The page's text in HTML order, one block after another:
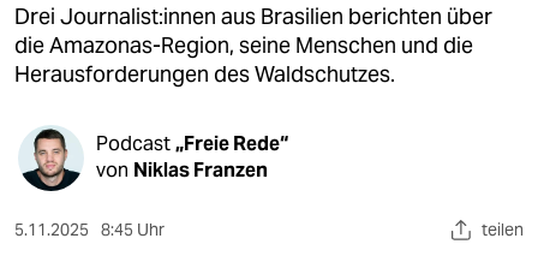
unterstützen
genossenschaft
epaper login
Drei Jour­na­lis­t:in­nen aus Brasilien berichten über
die Amazonas-Region, seine Menschen und die
Herausforderungen des Waldschutzes.
Podcast„Freie Rede“
von Niklas Franzen
5.11.2025 8:45 Uhr teilen